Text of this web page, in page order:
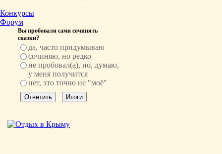
Конкурсы
Форум
Вы пробовали сами сочинять
сказки?
да, часто придумываю
сочиняю, но редко
не пробовал(а), но, думаю,
у меня получится
нет, это точно не "моё"